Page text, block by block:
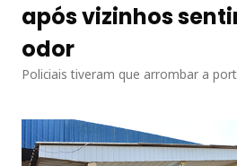
após vizinhos
odor
Policiais tiveram que arrombar a